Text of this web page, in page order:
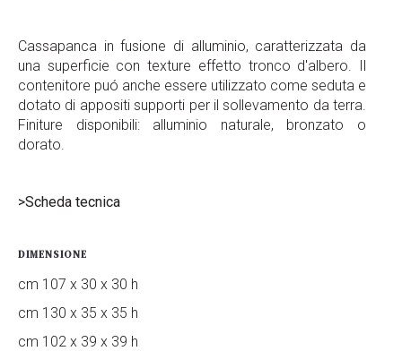
Cassapanca in fusione di alluminio, caratterizzata da
una superficie con texture effetto tronco d'albero. Il
contenitore puó anche essere utilizzato come seduta e
dotato di appositi supporti per il sollevamento da terra.
Finiture disponibili: alluminio naturale, bronzato o
dorato.
>Scheda tecnica
DIMENSIONE
cm 107 x 30 x 30 h
cm 130 x 35 x 35 h
cm 102 x 39 x 39 h